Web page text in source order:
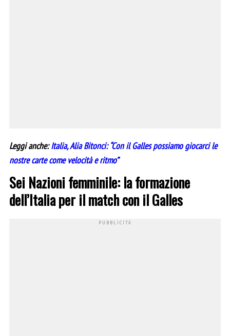
Leggi anche:Italia, Alia Bitonci: “Con il Galles possiamo giocarci le
nostre carte come velocità e ritmo”
Sei Nazioni femminile: la formazione
dell’Italia per il match con il Galles